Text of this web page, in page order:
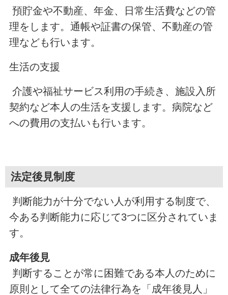
預貯金や不動産、 年金、
日常生活費などの管
理をします。通帳や証書の保管、 不動産の管
理なども行います。
生活の支援
介護や福祉サービス利用の手続き 、 施設入所
契約など本人の生活を支援します。病院など
への費用の支払いも行います。
法定後見制度
判断能力が十分でない人が利用する制度で、
今ある判断能力に応じて3つに区分されていま
す。
成年後見
判断することが常に困難である本人のために
原則として全ての法律行為を「成年後見人」